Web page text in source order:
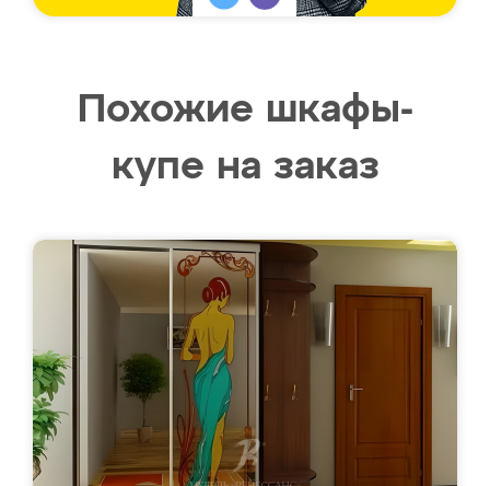
Похожие шкафы-
купе на заказ